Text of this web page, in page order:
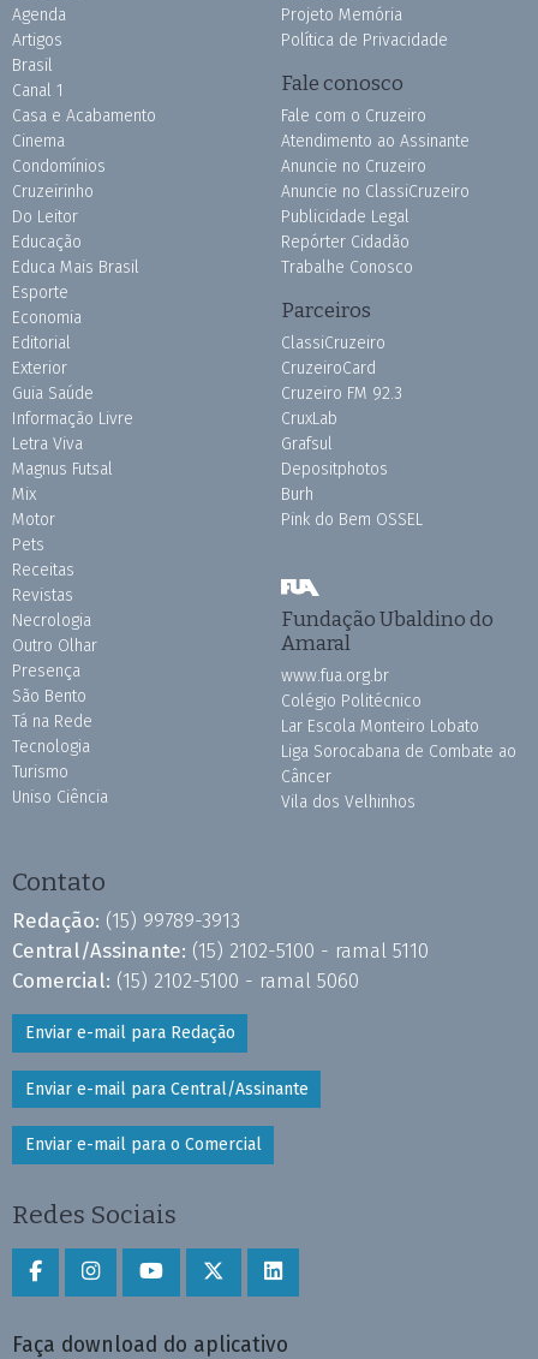
Agenda
Artigos
Brasil
Canal 1
Casa e Acabamento
Cinema
Condomínios
Cruzeirinho
Do Leitor
Educação
Educa Mais Brasil
Esporte
Economia
Editorial
Exterior
Guia Saúde
Informação Livre
Letra Viva
Magnus Futsal
Mix
Motor
Pets
Receitas
Revistas
Necrologia
Outro Olhar
Presença
São Bento
Tá na Rede
Tecnologia
Turismo
Uniso Ciência
Projeto Memória
Política de Privacidade
Fale conosco
Fale com o Cruzeiro
Atendimento ao Assinante
Anuncie no Cruzeiro
Anuncie no ClassiCruzeiro
Publicidade Legal
Repórter Cidadão
Trabalhe Conosco
Parceiros
ClassiCruzeiro
CruzeiroCard
Cruzeiro FM 92.3
CruxLab
Grafsul
Depositphotos
Burh
Pink do Bem OSSEL
Fundação Ubaldino do
Amaral
www.fua.org.br
Colégio Politécnico
Lar Escola Monteiro Lobato
Liga Sorocabana de Combate ao
Câncer
Vila dos Velhinhos
Contato
Redação: (15) 99789-3913
Central/Assinante: (15) 2102-5100 - ramal 5110
Comercial: (15) 2102-5100 - ramal 5060
Enviar e-mail para Redação
Enviar e-mail para Central/Assinante
Enviar e-mail para o Comercial
Redes Sociais
Faça download do aplicativo